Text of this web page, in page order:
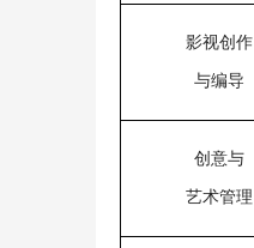
影视创作
与编导
创意与
艺术管理